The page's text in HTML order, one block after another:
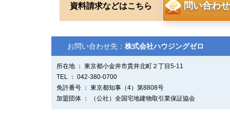
資料請求などはこちら 問い合わ
お問い合わせ先： 株式会社ハウジングゼロ
所在地 ： 東京都小金井市貫井北町２丁目5-11
TEL ： 042-380-0700
免許番号 ： 東京都知事（4）第8808号
加盟団体 ： （公社）全国宅地建物取引業保証協会